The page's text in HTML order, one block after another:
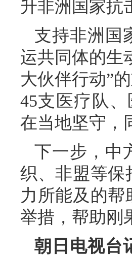
升非洲国家抗
支持非洲国
运共同体的生
大伙伴行动”
45支医疗队
在当地坚守，
下一步，中
织、非盟等保
力所能及的
举措，帮助刚
朝日电视台